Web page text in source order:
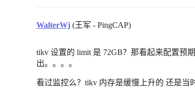
WalterWj (王军 - PingCAP)
tikv 设置的 limit 是 72GB？那看起来配置预
出。。。。
看过监控么？tikv 内存是缓慢上升的 还是当